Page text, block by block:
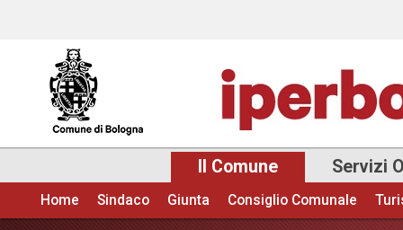
Il Comune Servizi
Menu principale
Home Sindaco Giunta Consiglio Comunale